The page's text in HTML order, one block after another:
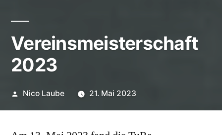
Vereinsmeisterschaft
2023
Veröffentlicht
Nico Laube 21. Mai 2023